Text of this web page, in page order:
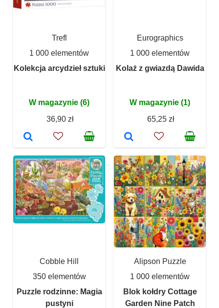
Trefl
1 000 elementów
Kolekcja arcydzieł sztuki
W magazynie (6)
36,90 zł
Eurographics
1 000 elementów
Kolaż z gwiazdą Dawida
W magazynie (1)
65,25 zł
Cobble Hill
350 elementów
Puzzle rodzinne: Magia
pustyni
Alipson Puzzle
1 000 elementów
Blok kołdry Cottage
Garden Nine Patch